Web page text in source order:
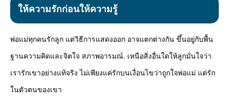
ให้ความรักก่อนให้ความรู้
พ่อแม่ทุกคนรักลูก แต่วิธีการแสดงออก อาจแตกต่างกัน ขึ้นอยู่กับพื้น
ฐานความคิดและจิตใจ สภาพอารมณ์. เหนือสิ่งอื่นใดให้ลูกมั่นใจว่า
เรารักเขาอย่างแท้จริง ไม่เพียงแค่รักบนเงื่อนไขว่าถูกใจพ่อแม่ แต่รัก
ในตัวตนของเขา